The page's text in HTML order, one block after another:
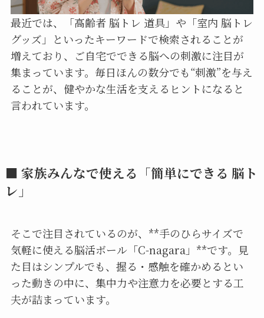
最近では、「高齢者 脳トレ 道具」や「室内 脳トレ
グッズ」といったキーワードで検索されることが
増えており、ご自宅でできる脳への刺激に注目が
集まっています。毎日ほんの数分でも“刺激”を与え
ることが、健やかな生活を支えるヒントになると
言われています。
■ 家族みんなで使える「簡単にできる 脳ト
レ」
そこで注目されているのが、**手のひらサイズで
気軽に使える脳活ボール「C-nagara」**です。見
た目はシンプルでも、握る・感触を確かめるとい
った動きの中に、集中力や注意力を必要とする工
夫が詰まっています。